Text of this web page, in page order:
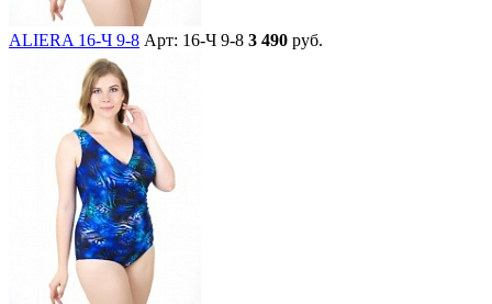
ALIERA 16-Ч 9-8 Арт: 16-Ч 9-8 3 490 руб.